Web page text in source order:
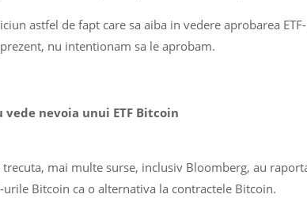
astfel de fapt care sa aiba in vedere aprobarea
nu intentionam sa le aprobam.
vede nevoia unui ETF Bitcoin
trecuta, mai multe surse, inclusiv Bloomberg, au
-urile Bitcoin ca o alternativa la contractele Bitcoin.